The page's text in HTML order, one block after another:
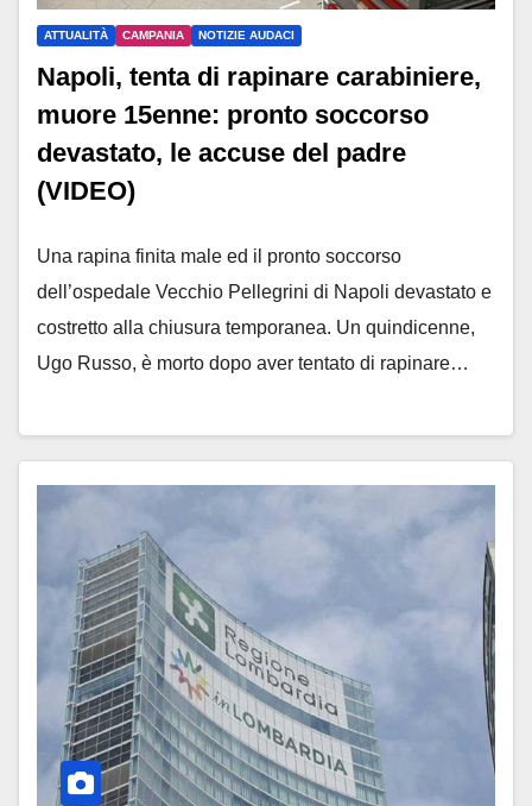
ATTUALITÀ CAMPANIA NOTIZIE AUDACI
Napoli, tenta di rapinare carabiniere,
muore 15enne: pronto soccorso
devastato, le accuse del padre
(VIDEO)
Una rapina finita male ed il pronto soccorso
dell’ospedale Vecchio Pellegrini di Napoli devastato e
costretto alla chiusura temporanea. Un quindicenne,
Ugo Russo, è morto dopo aver tentato di rapinare…